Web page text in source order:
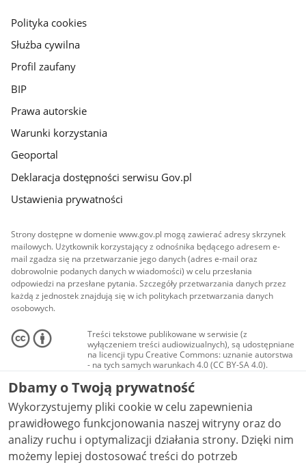
gov.pl
Polityka cookies
Służba cywilna
Profil zaufany
BIP
Prawa autorskie
Warunki korzystania
Geoportal
Deklaracja dostępności serwisu Gov.pl
Ustawienia prywatności
Strony dostępne w domenie www.gov.pl mogą zawierać adresy skrzynek
mailowych. Użytkownik korzystający z odnośnika będącego adresem e-
mail zgadza się na przetwarzanie jego danych (adres e-mail oraz
dobrowolnie podanych danych w wiadomości) w celu przesłania
odpowiedzi na przesłane pytania. Szczegóły przetwarzania danych przez
każdą z jednostek znajdują się w ich politykach przetwarzania danych
osobowych.
Treści tekstowe publikowane w serwisie (z
wyłączeniem treści audiowizualnych), są udostępniane
na licencji typu Creative Commons: uznanie autorstwa
- na tych samych warunkach 4.0 (CC BY-SA 4.0).
Materiały audiowizualne, w tym zdjęcia, materiały
audio i wideo, są udostępniane na licencji typu
Creative Commons: uznanie autorstwa użycie
niekomercyjne - bez utworów zależnych 4.0 (CC BY-
NC-ND 4.0), o ile nie jest to stwierdzone inaczej.
Dbamy o Twoją prywatność
Wykorzystujemy pliki cookie w celu zapewnienia
prawidłowego funkcjonowania naszej witryny oraz do
analizy ruchu i optymalizacji działania strony. Dzięki nim
możemy lepiej dostosować treści do potrzeb